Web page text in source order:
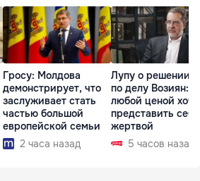
Гросу: Молдова
демонстрирует, что
заслуживает стать
частью большой
европейской семьи
2 часа назад
Лупу о решении
по делу Возиян:
любой ценой
представить себя
жертвой
5 часов назад